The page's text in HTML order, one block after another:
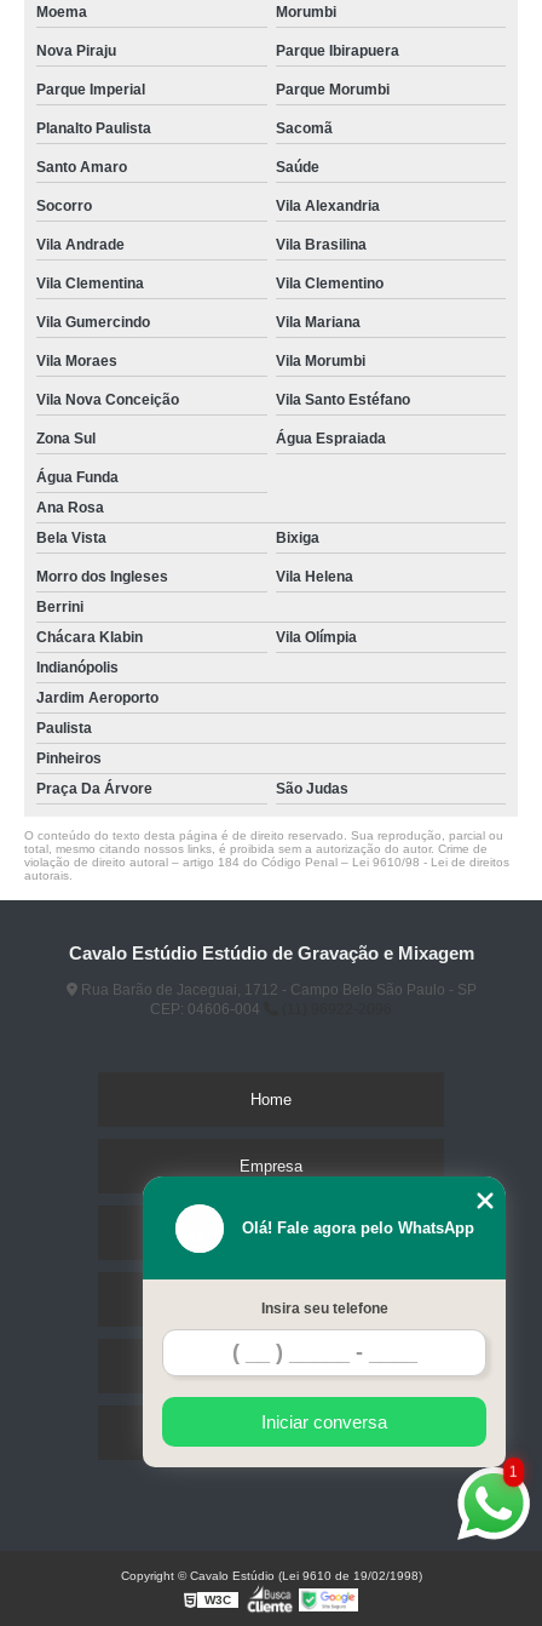
Moema Morumbi
Nova Piraju Parque Ibirapuera
Parque Imperial Parque Morumbi
Planalto Paulista Sacomã
Santo Amaro Saúde
Socorro Vila Alexandria
Vila Andrade Vila Brasilina
Vila Clementina Vila Clementino
Vila Gumercindo Vila Mariana
Vila Moraes Vila Morumbi
Vila Nova Conceição Vila Santo Estéfano
Zona Sul Água Espraiada
Água Funda
Ana Rosa
Bela Vista
Bixiga
Morro dos Ingleses
Vila Helena
Berrini
Chácara Klabin
Vila Olímpia
Indianópolis
Jardim Aeroporto
Paulista
Pinheiros
Praça Da Árvore
São Judas
O conteúdo do texto desta página é de direito reservado. Sua reprodução, parcial ou
total, mesmo citando nossos links, é proibida sem a autorização do autor. Crime de
violação de direito autoral – artigo 184 do Código Penal – Lei 9610/98 - Lei de direitos
autorais
Cavalo Estúdio Estúdio de Gravação e Mixagem
Rua Barão de Jaceguai, 1712 - Campo Belo São Paulo - SP
CEP: 04606-004
Home
Empresa
Missão
Serviços
Contato
Mapa do site
1
Olá! Fale agora pelo WhatsApp
Insira seu telefone
Iniciar conversa
Copyright © Cavalo Estúdio (Lei 9610 de 19/02/1998)
W3C